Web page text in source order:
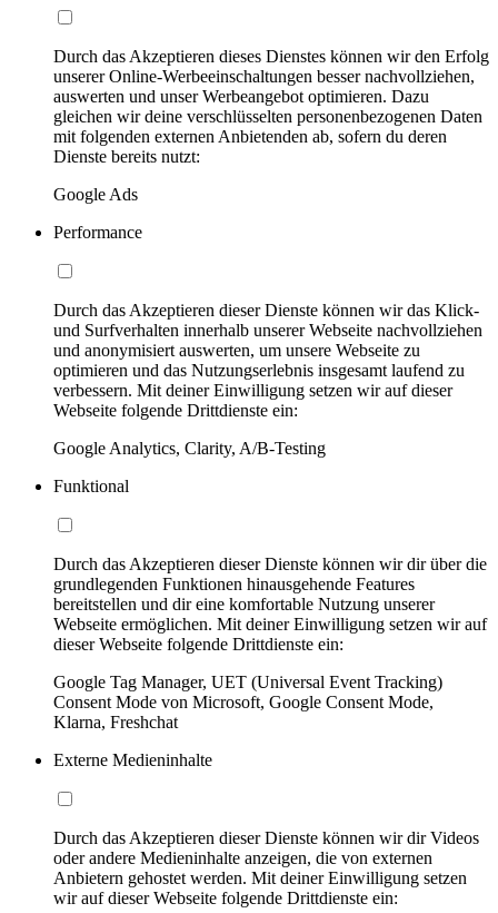
Durch das Akzeptieren dieses Dienstes können wir den Erfolg
unserer Online-Werbeeinschaltungen besser nachvollziehen,
auswerten und unser Werbeangebot optimieren. Dazu
gleichen wir deine verschlüsselten personenbezogenen Daten
mit folgenden externen Anbietenden ab, sofern du deren
Dienste bereits nutzt:
Google Ads
Performance
Durch das Akzeptieren dieser Dienste können wir das Klick-
und Surfverhalten innerhalb unserer Webseite nachvollziehen
und anonymisiert auswerten, um unsere Webseite zu
optimieren und das Nutzungserlebnis insgesamt laufend zu
verbessern. Mit deiner Einwilligung setzen wir auf dieser
Webseite folgende Drittdienste ein:
Google Analytics, Clarity, A/B-Testing
Funktional
Durch das Akzeptieren dieser Dienste können wir dir über die
grundlegenden Funktionen hinausgehende Features
bereitstellen und dir eine komfortable Nutzung unserer
Webseite ermöglichen. Mit deiner Einwilligung setzen wir auf
dieser Webseite folgende Drittdienste ein:
Google Tag Manager, UET (Universal Event Tracking)
Consent Mode von Microsoft, Google Consent Mode,
Klarna, Freshchat
Externe Medieninhalte
Durch das Akzeptieren dieser Dienste können wir dir Videos
oder andere Medieninhalte anzeigen, die von externen
Anbietern gehostet werden. Mit deiner Einwilligung setzen
wir auf dieser Webseite folgende Drittdienste ein: